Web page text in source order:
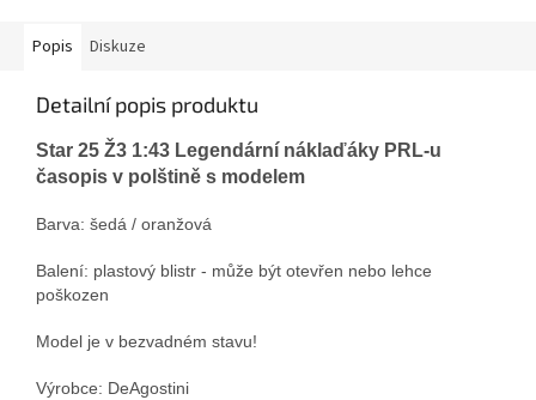
Popis Diskuze
Detailní popis produktu
Star 25 Ž3 1:43 Legendární náklaďáky PRL-u
časopis v polštině s modelem
Barva: šedá / oranžová
Balení: plastový blistr - může být otevřen nebo lehce
poškozen
Model je v bezvadném stavu!
Výrobce: DeAgostini